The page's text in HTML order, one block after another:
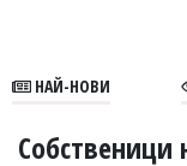
В
НАЙ-НОВИ
Собственици